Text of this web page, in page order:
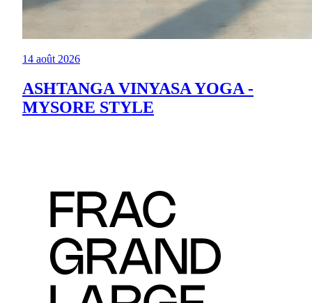
14 août 2026
ASHTANGA VINYASA YOGA -
MYSORE STYLE